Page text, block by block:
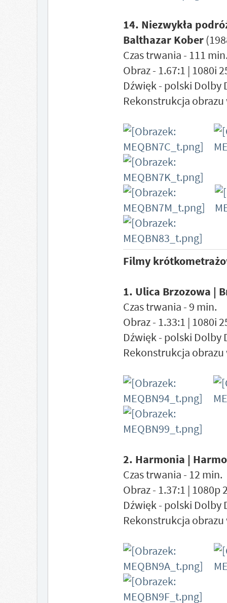
14. Niezwykła
Balthazar Kober
Czas trwania - 111
Obraz - 1.67:1 | 1080i
Dźwięk - polski Dolby
Rekonstrukcja
Filmy
1. Ulica Brzozowa |
Czas trwania - 9 min.
Obraz - 1.33:1 | 1080i
Dźwięk - polski Dolby
Rekonstrukcja obrazu
2. Harmonia |
Czas trwania - 12 min.
Obraz - 1.37:1 | 1080p
Dźwięk - polski Dolby
Rekonstrukcja obrazu